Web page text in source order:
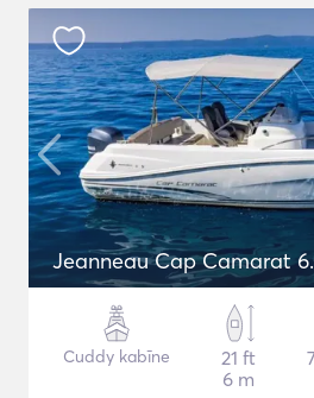
Jeanneau Cap Camarat
Cuddy kabīne
21 ft
6 m